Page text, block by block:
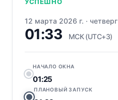
12 марта 2026 г. · четверг
01:33 МСК (UTC+3)
НАЧАЛО ОКНА
01:25
ПЛАНОВЫЙ ЗАПУСК